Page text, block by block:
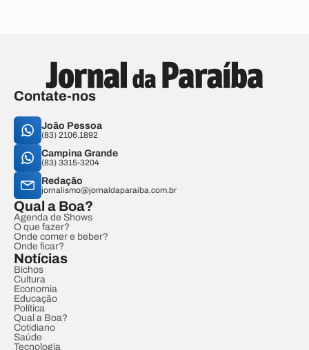
Contate-nos
João Pessoa
(83) 2106.1892
Campina Grande
(83) 3315-3204
Redação
jornalismo@jornaldaparaiba.com.br
Qual a Boa?
Agenda de Shows
O que fazer?
Onde comer e beber?
Onde ficar?
Notícias
Bichos
Cultura
Economia
Educação
Política
Qual a Boa?
Cotidiano
Saúde
Tecnologia